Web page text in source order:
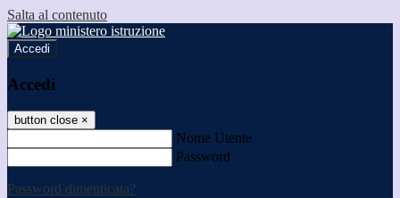
Salta al contenuto
Accedi
Accedi
button close ×
Nome Utente
Password
Password dimenticata?